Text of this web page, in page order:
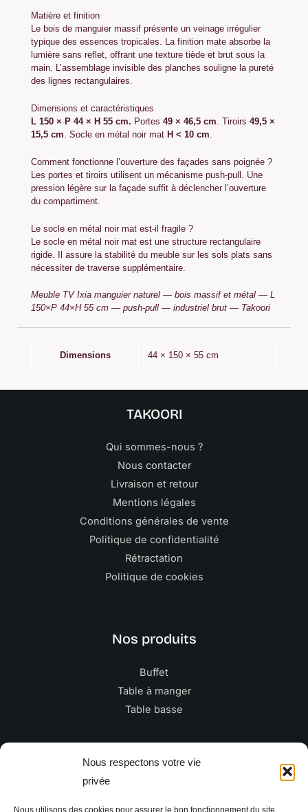
Nous respectons votre vie
privée
Nous utilisons des cookies pour assurer le bon fonctionnement du site,
Matière et finition
Le bois de manguier massif présente un veinage irrégulier
typique des essences tropicales. La finition mate absorbe la
lumière sans reflet, offrant une texture tiède et brut sous la
main. L’assemblage invisible des planches souligne la pureté
des lignes rectangulaires.
Dimensions et caractéristiques
L 150 × P 44 × H 55 cm. Portes 49 × 46,5 cm . Tiroirs 49,5 ×
15,5 cm . Socle en métal noir mat H < 10 cm
Comment fonctionne l’ouverture des façades sans poignée ?
Les portes et tiroirs utilisent un mécanisme push-pull. Une
pression légère sur la façade suffit à déclencher l’ouverture
du compartiment.
Le socle en métal noir mat est-il fragile ?
Le socle en métal noir mat est une structure rectangulaire
rigide. Il assure la stabilité du meuble sur les sols plats sans
nécessiter de traverse supplémentaire.
Meuble TV Ixia manguier naturel — bois massif et métal — L
150×P 44×H 55 cm — push-pull — industriel brut — Takoori
Dimensions 44 × 150 × 55 cm
TAKOORI
Qui sommes-nous ?
Nous contacter
Livraison et retour
Mentions légales
Conditions générales de vente
Politique de confidentialité
Rétractation
Politique de cookies
Nos produits
Buffet
Table à manger
Table basse
Newsletter